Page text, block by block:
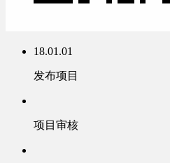
18.01.01
发布项目
项目审核